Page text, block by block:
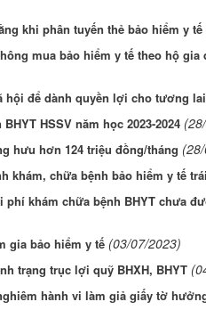
khi phân tuyến thẻ bảo hiểm y tế
mua bảo hiểm y tế theo hộ
hội để dành quyền lợi cho tương lai
HSSV năm học 2023-2024
hưu hơn 124 triệu đồng/tháng
khám, chữa bệnh bảo hiểm y tế
phí khám chữa bệnh BHYT chưa
gia bảo hiểm y tế (03/07/2023)
trạng trục lợi quỹ BHXH, BHYT
hành vi làm giả giấy tờ